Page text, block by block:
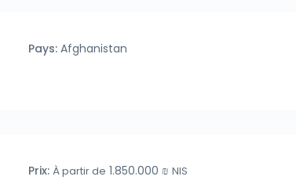
Pays:Afghanistan
Prix: À partir de 1.850.000 ₪ NIS